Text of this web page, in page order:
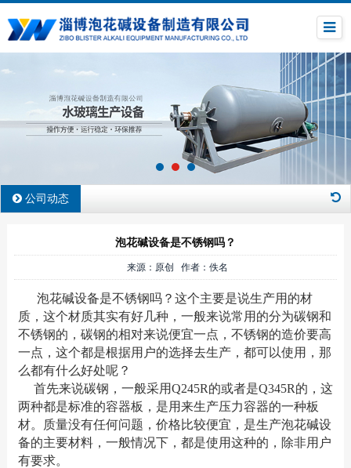
公司动态
泡花碱设备是不锈钢吗？
来源：原创 作者：佚名
泡花碱设备是不锈钢吗？这个主要是说生产用的材
质，这个材质其实有好几种，一般来说常用的分为碳钢和
不锈钢的，碳钢的相对来说便宜一点，不锈钢的造价要高
一点，这个都是根据用户的选择去生产，都可以使用，那
么都有什么好处呢？
首先来说碳钢，一般采用Q245R的或者是Q345R的，这
两种都是标准的容器板，是用来生产压力容器的一种板
材。质量没有任何问题，价格比较便宜，是生产泡花碱设
备的主要材料，一般情况下，都是使用这种的，除非用户
有要求。